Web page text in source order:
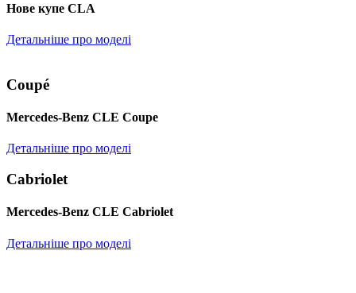
Нове купе CLA
Детальніше про моделі
Coupé
Mercedes-Benz CLE Coupe
Детальніше про моделі
Cabriolet
Mercedes-Benz CLE Cabriolet
Детальніше про моделі